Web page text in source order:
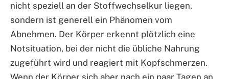
nicht speziell an der Stoffwechselkur liegen,
sondern ist generell ein Phänomen vom
Abnehmen. Der Körper erkennt plötzlich eine
Notsituation, bei der nicht die übliche Nahrung
zugeführt wird und reagiert mit Kopfschmerzen.